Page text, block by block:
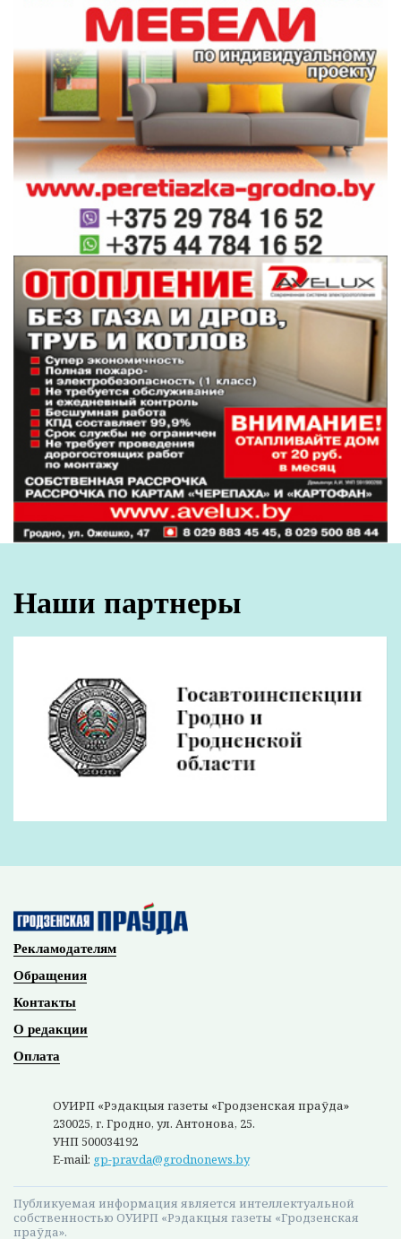
Наши партнеры
Рекламодателям
Обращения
Контакты
О редакции
Оплата
ОУИРП «Рэдакцыя газеты «Гродзенская праўда»
230025, г. Гродно, ул. Антонова, 25.
УНП 500034192
E-mail: gp-pravda@grodnonews.by
Публикуемая информация является интеллектуальной
собственностью ОУИРП «Рэдакцыя газеты «Гродзенская
праўда».